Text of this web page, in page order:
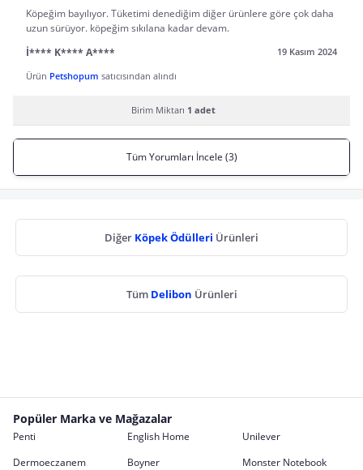
Köpeğim bayılıyor. Tüketimi denediğim diğer ürünlere göre çok daha
uzun sürüyor. köpeğim sıkılana kadar devam.
İ**** K**** A****
19 Kasım 2024
Ürün Petshopum satıcısından alındı
Birim Miktarı 1 adet
Tüm Yorumları İncele (3)
Diğer Köpek Ödülleri Ürünleri
Tüm Delibon Ürünleri
Popüler Marka ve Mağazalar
Penti English Home
Unilever
Dermoeczanem
Boyner Monster Notebook